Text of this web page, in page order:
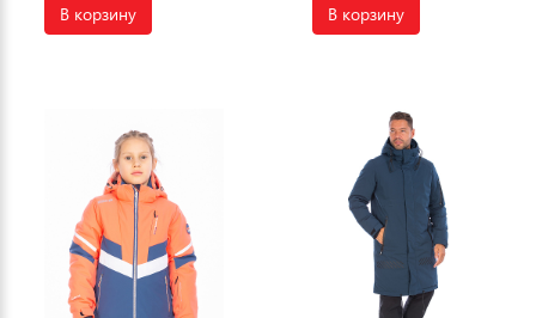
В корзину В корзину